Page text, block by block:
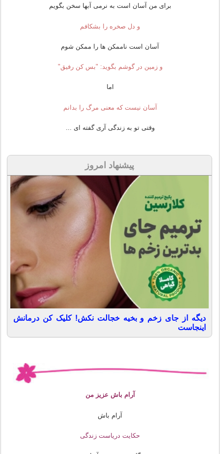
برای من آسان است به نرمی آبها سخن بگویم
و دل صخره را بشکافم
آسان است ناممکن ها را ممکن شوم
و زمین در گوشم بگوید: "بس کن رفیق"
اما
آسان نیست که معنی مرگ را بدانم
وقتی تو به زندگی آری گفته ای ...
پیشنهاد امروز
دیگه از جای زخم و بخیه خجالت نکش! کلیک کن درمانش
اینجاست
آرام باش عزیز من
آرام باش
حکایت دریاست زندگی